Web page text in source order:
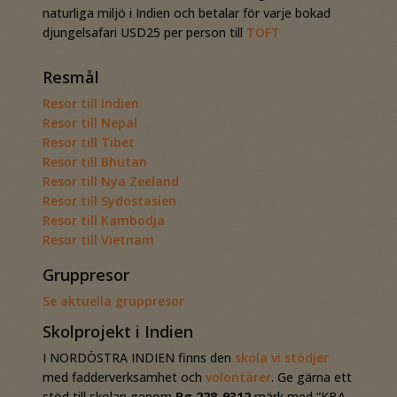
naturliga miljö i Indien och betalar för varje bokad
djungelsafari USD25 per person till TOFT
Resmål
Resor till Indien
Resor till Nepal
Resor till Tibet
Resor till Bhutan
Resor till Nya Zeeland
Resor till Sydostasien
Resor till Kambodja
Resor till Vietnam
Gruppresor
Se aktuella gruppresor
Skolprojekt i Indien
I NORDÖSTRA INDIEN finns den skola vi stödjer
med fadderverksamhet ochvolontärer. Ge gärna ett